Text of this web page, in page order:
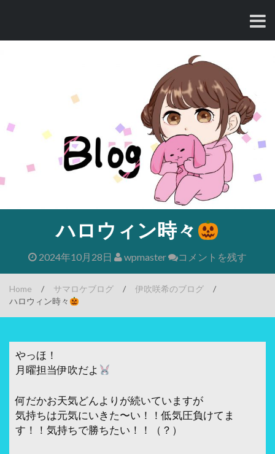
テ
ッ
ハロウィン時々
2024年10月28日 wpmaster コメントを残す
Home / サマロケブログ / 伊吹咲希のブログ
/
ハロウィン時々
やっほ！
月曜担当伊吹だよ
何だかお天気どんよりが続いていますが
気持ちは元気にいきた〜い！！低気圧負けてま
す！！気持ちで勝ちたい！！（？）